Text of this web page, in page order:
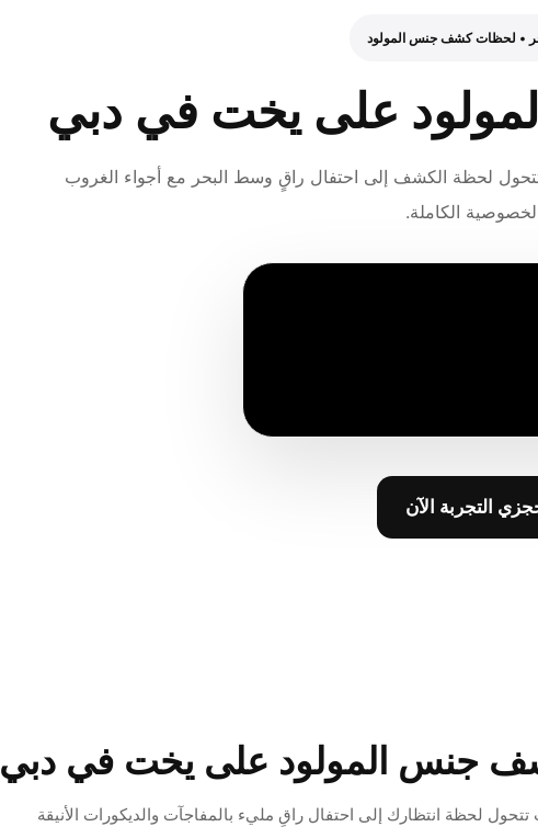
• لحظات كشف جنس المولود
على يخت في دبي
لحظة الكشف إلى احتفال راقٍ وسط البحر مع أجواء الغروب
الكاملة.
التجربة الآن
جنس المولود على يخت في دبي
لحظة انتظارك إلى احتفال راقٍ مليء بالمفاجآت والديكورات الأنيقة